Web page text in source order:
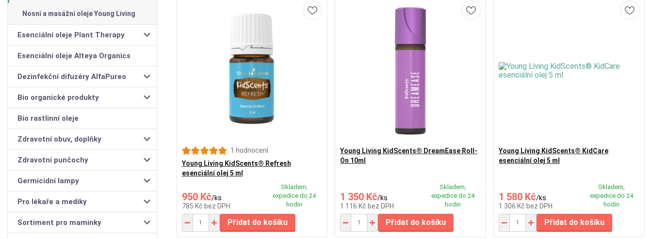
Nosní a masážní oleje Young Living
Esenciální oleje Plant Therapy
Esenciální oleje Alteya Organics
Dezinfekční difuzéry AlfaPureo
Bio organické produkty
Bio rastlinní oleje
Zdravotní obuv, doplňky
Zdravotní punčochy
Germicídní lampy
Pro lékaře a mediky
Sortiment pro maminky
1 hodnocení
Young Living KidScents® Refresh
esenciální olej 5 ml
950 Kč/ks
785 Kč bez DPH
Skladem,
expedice do 24
hodin
Přidat do košíku
Young Living KidScents® DreamEase Roll-
On 10ml
1 350 Kč/ks
1 116 Kčbez DPH
Skladem,
expedice do 24
hodin
Přidat do košíku
Young Living KidScents® KidCare
esenciální olej 5 ml
1 580 Kč/ks
1 306 Kčbez DPH
Skladem,
expedice do 24
hodin
Přidat do košíku